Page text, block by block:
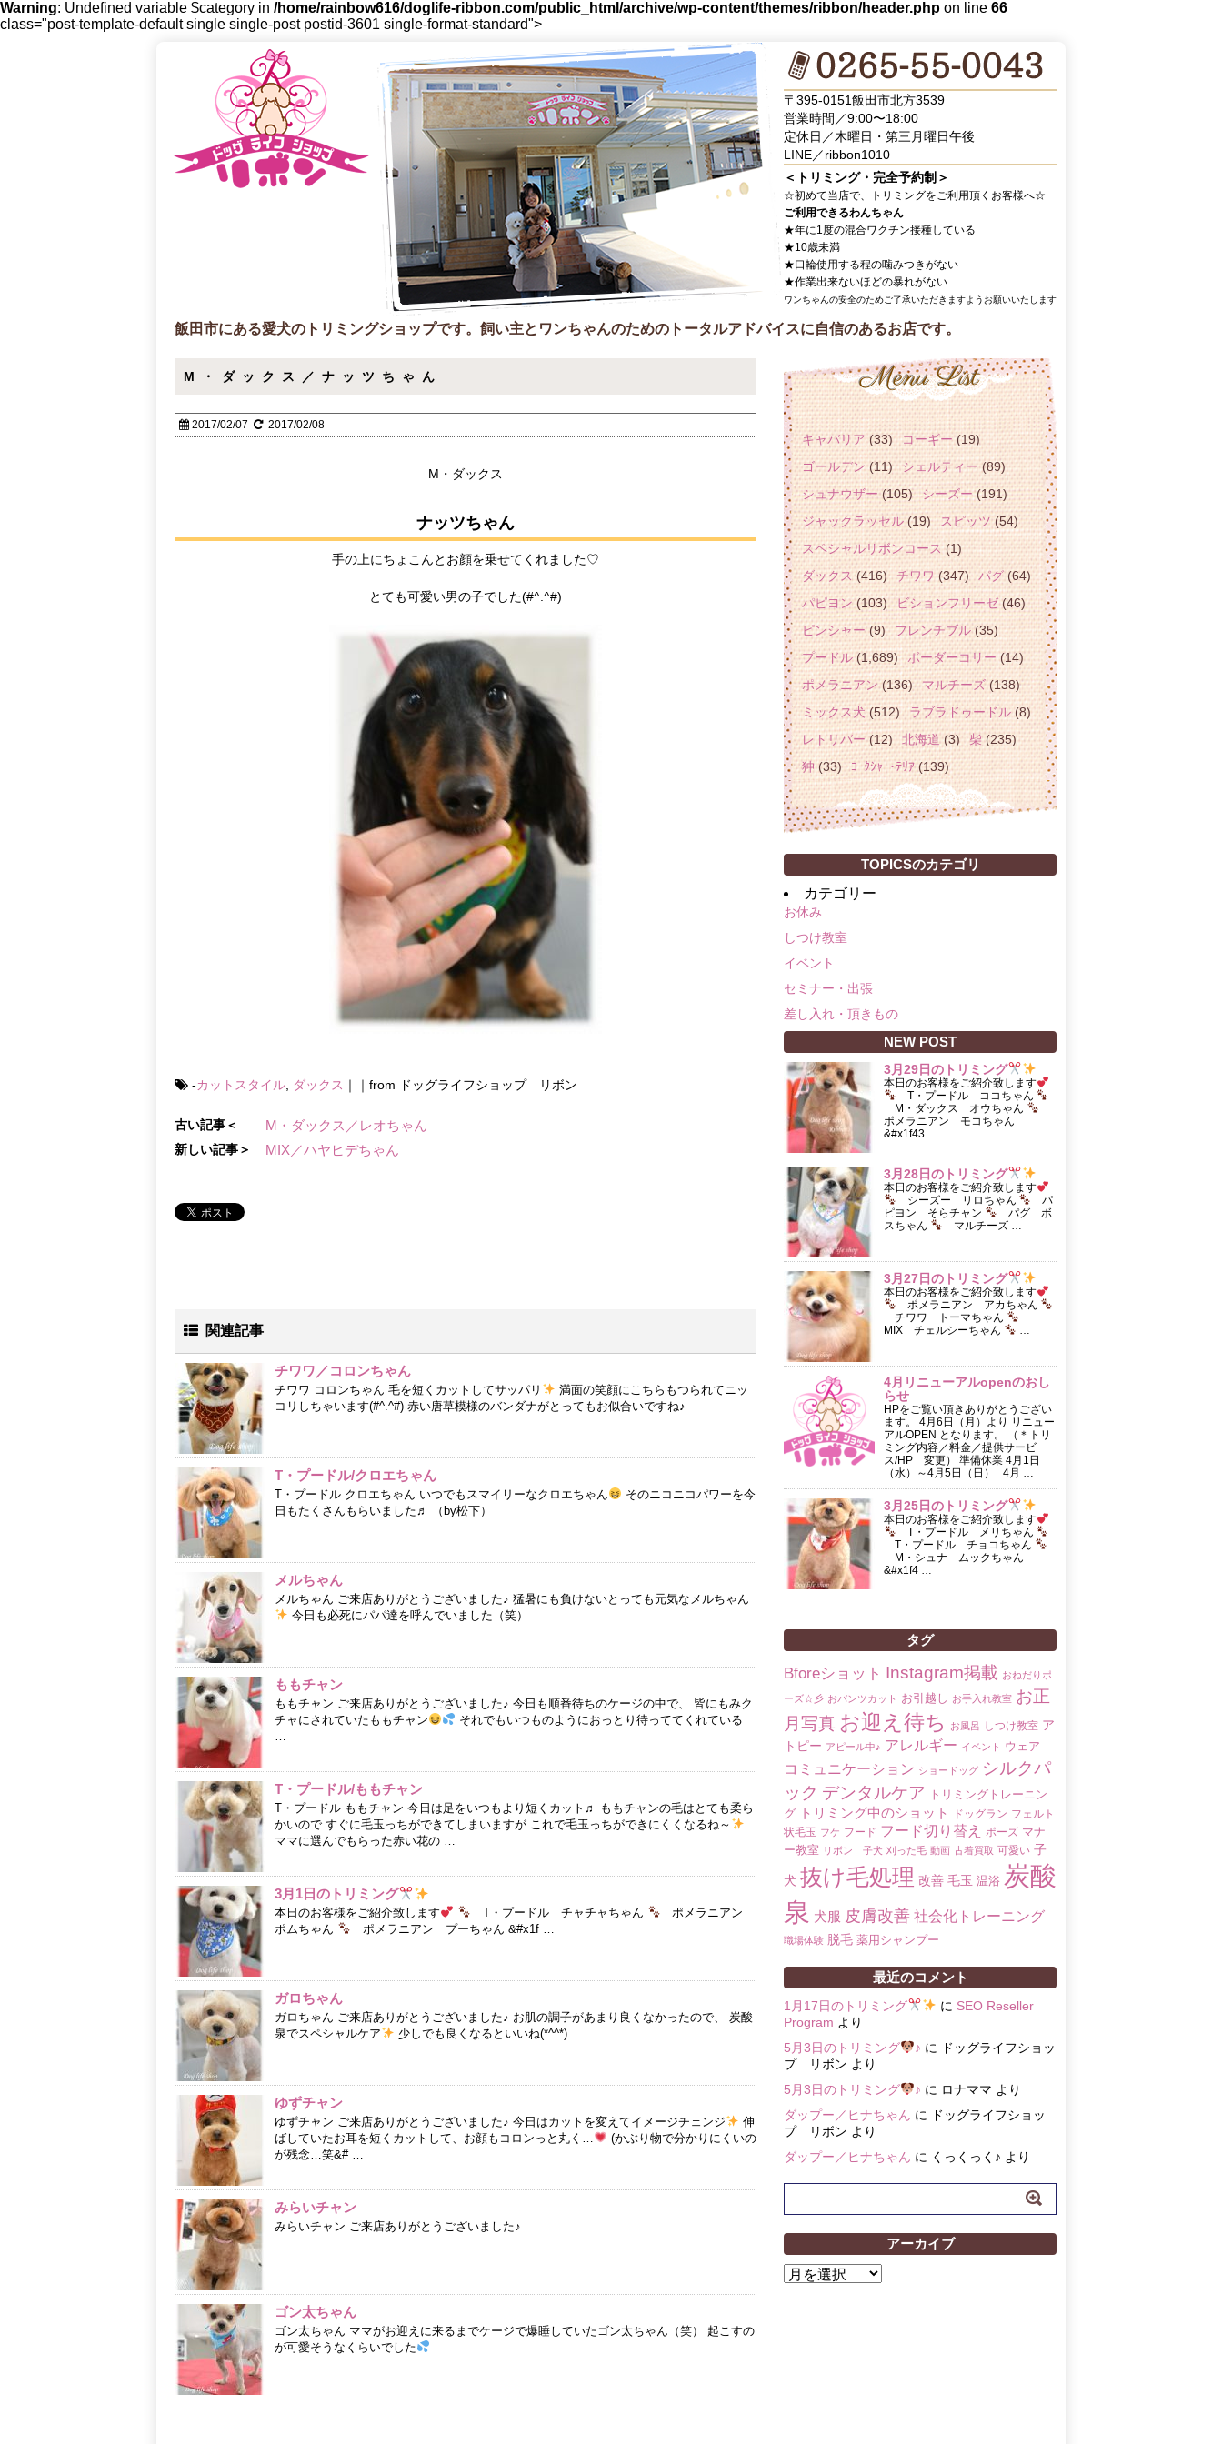
Warning: Undefined variable $category in /home/rainbow616/doglife-ribbon.com/public_html/archive/wp-content/themes/ribbon/header.php on line 66
class="post-template-default single single-post postid-3601 single-format-standard">
〒395-0151飯田市北方3539
営業時間／9:00〜18:00
定休日／木曜日・第三月曜日午後
LINE／ribbon1010
＜トリミング・完全予約制＞
☆初めて当店で、トリミングをご利用頂くお客様へ☆
ご利用できるわんちゃん
★年に1度の混合ワクチン接種している
★10歳未満
★口輪使用する程の噛みつきがない
★作業出来ないほどの暴れがない
ワンちゃんの安全のためご了承いただきますようお願いいたします
飯田市にある愛犬のトリミングショップです。飼い主とワンちゃんのためのトータルアドバイスに自信のあるお店です。
M・ダックス／ナッツちゃん
2017/02/07 2017/02/08
M・ダックス
ナッツちゃん
手の上にちょこんとお顔を乗せてくれました♡
とても可愛い男の子でした(#^.^#)
-カットスタイル ダックス ｜｜from ドッグライフショップ リボン
古い記事＜ M・ダックス／レオちゃん
新しい記事＞ MIX／ハヤヒデちゃん
関連記事
チワワ／コロンちゃん
チワワ コロンちゃん 毛を短くカットしてサッパリ
満面の笑顔にこちらもつられてニッ
コリしちゃいます(#^.^#) 赤い唐草模様のバンダナがとってもお似合いですね♪
T・プードル/クロエちゃん
T・プードル クロエちゃん いつでもスマイリーなクロエちゃん
そのニコニコパワーを今
日もたくさんもらいました♬ （by松下）
メルちゃん
メルちゃん ご来店ありがとうございました♪ 猛暑にも負けないとっても元気なメルちゃん
今日も必死にパパ達を呼んでいました（笑）
ももチャン
ももチャン ご来店ありがとうございました♪ 今日も順番待ちのケージの中で、 皆にもみク
チャにされていたももチャン
それでもいつものようにおっとり待っててくれている
…
T・プードル/ももチャン
T・プードル ももチャン 今日は足をいつもより短くカット♬ ももチャンの毛はとても柔ら
かいので すぐに毛玉っちができてしまいますが これで毛玉っちができにくくなるね～
ママに選んでもらった赤い花の …
3月1日のトリミング
本日のお客様をご紹介致します T・プードル チャチャちゃん
ポメラニアン
ポムちゃん
ポメラニアン プーちゃん &#x1f …
ガロちゃん
ガロちゃん ご来店ありがとうございました♪ お肌の調子があまり良くなかったので、 炭酸
泉でスペシャルケア
少しでも良くなるといいね(*^^*)
ゆずチャン
ゆずチャン ご来店ありがとうございました♪ 今日はカットを変えてイメージチェンジ
伸
ばしていたお耳を短くカットして、お顔もコロンっと丸く…
(かぶり物で分かりにくいの
が残念…笑&# …
みらいチャン
みらいチャン ご来店ありがとうございました♪
ゴン太ちゃん
ゴン太ちゃん ママがお迎えに来るまでケージで爆睡していたゴン太ちゃん（笑） 起こすの
が可愛そうなくらいでした
キャバリア(33) コーギー(19)
ゴールデン(11) シェルティー(89)
シュナウザー(105) シーズー(191)
ジャックラッセル(19) スピッツ(54)
スペシャルリボンコース(1)
ダックス (416) チワワ(347) パグ(64)
パピヨン(103) ビションフリーゼ(46)
ピンシャー(9) フレンチブル(35)
プードル(1,689) ボーダーコリー(14)
ポメラニアン(136) マルチーズ(138)
ミックス犬(512) ラブラドゥードル (8)
レトリバー(12) 北海道(3) 柴(235)
狆(33) ﾖｰｸｼｬｰ･ﾃﾘｱ(139)
TOPICSのカテゴリ
カテゴリー
お休み
しつけ教室
イベント
セミナー・出張
差し入れ・頂きもの
NEW POST
3月29日のトリミング
本日のお客様をご紹介致します
T・プードル ココちゃん
M・ダックス オウちゃん
ポメラニアン モコちゃん
&#x1f43 …
3月28日のトリミング
本日のお客様をご紹介致します
シーズー リロちゃん
パ
ピヨン そらチャン
パグ ボ
スちゃん
マルチーズ …
3月27日のトリミング
本日のお客様をご紹介致します
ポメラニアン アカちゃん
チワワ トーマちゃん
MIX チェルシーちゃん
4月リニューアルopenのおし
らせ
HPをご覧い頂きありがとうござい
ます。 4月6日（月）より リニュー
アルOPEN となります。 （＊トリ
ミング内容／料金／提供サービ
ス/HP 変更） 準備休業 4月1日
（水）～4月5日（日） 4月 …
3月25日のトリミング
本日のお客様をご紹介致します
T・プードル メリちゃん
T・プードル チョコちゃん
M・シュナ ムックちゃん
&#x1f4 …
タグ
Bforeショット Instagram掲載 おねだりポ
ーズ☆彡 おパンツカット お引越し お手入れ教室 お正
月写真 お迎え待ち お風呂 しつけ教室 ア
トピー アピール中♪ アレルギー イベント ウェア
コミュニケーション ショードッグ シルクパ
ック デンタルケア
トリミングトレーニン
グ トリミング中のショット ドッグラン フェルト
状毛玉 フケ フード フード切り替え ポーズ マナ
ー教室 リボン 子犬 刈った毛 動画 古着買取 可愛い 子
犬 抜け毛処理 改善 毛玉 温浴 炭酸
泉 犬服 皮膚改善 社会化トレーニング
職場体験 脱毛 薬用シャンプー
最近のコメント
1月17日のトリミング に SEO Reseller
Program より
5月3日のトリミング
♪ に
ドッグライフショッ
プ リボン より
5月3日のトリミング
♪ に ロナママ より
ダップー／ヒナちゃん に
ドッグライフショッ
プ リボン より
ダップー／ヒナちゃん に くっくっく♪ より
アーカイブ
ア